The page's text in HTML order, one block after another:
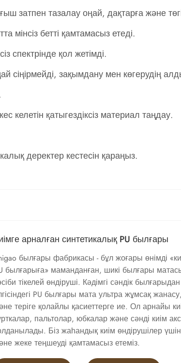
затпен тазалау оңай, дақтарға және
мінсіз бетті қамтамасыз етеді.
спектрінде қол жетімді.
сіңірмейді, зақымдану мен көгерудің
қатыгездіксіз материал таңдау.
деректер кестесін қараңыз.
арналған синтетикалық PU былғары
былғары фабрикасы - бұл жоғары өнімді
былғарыға» маманданған, шикі былғары
тікелей өндіруші. Кәдімгі сәндік
PU былғары мата ультра жұмсақ
теріге қолайлы қасиеттерге ие. Ол арнайы
пальтолар, юбкалар және сәнді киім
Біз жаһандық киім өндірушілер үшін
жеке теңшеуді қамтамасыз етеміз.